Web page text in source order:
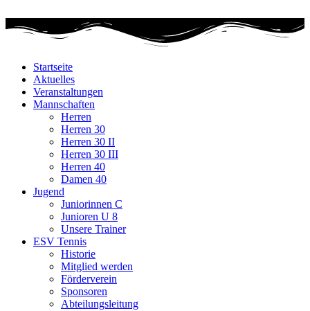
wechseln
Startseite
Aktuelles
Veranstaltungen
Mannschaften
Herren
Herren 30
Herren 30 II
Herren 30 III
Herren 40
Damen 40
Jugend
Juniorinnen C
Junioren U 8
Unsere Trainer
ESV Tennis
Historie
Mitglied werden
Förderverein
Sponsoren
Abteilungsleitung